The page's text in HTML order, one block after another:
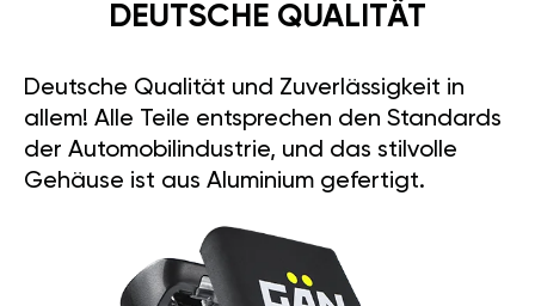
DEUTSCHE QUALITÄT
Deutsche Qualität und Zuverlässigkeit in
allem! Alle Teile entsprechen den Standards
der Automobilindustrie, und das stilvolle
Gehäuse ist aus Aluminium gefertigt.